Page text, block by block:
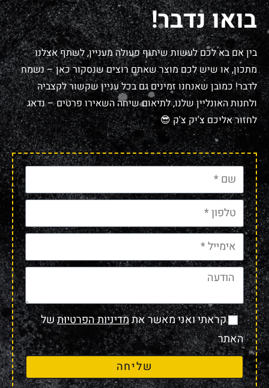
בואו נדבר!
בין אם בא לכם לעשות שיתוף פעולה מעניין, לשתף אצלנו
מתכון, או שיש לכם מוצר שאתם רוצים שנסקור כאן – נשמח
לדבר! כמובן שאנחנו זמינים גם בכל עניין שקשור לקצביה
ולחנות האונליין שלנו, לתיאום שיחה השאירו פרטים – נדאג
לחזור אליכם צ'יק צ'ק 😎
קראתי ואני מאשר אתמדיניות הפרטיותשל
האתר
שליחה